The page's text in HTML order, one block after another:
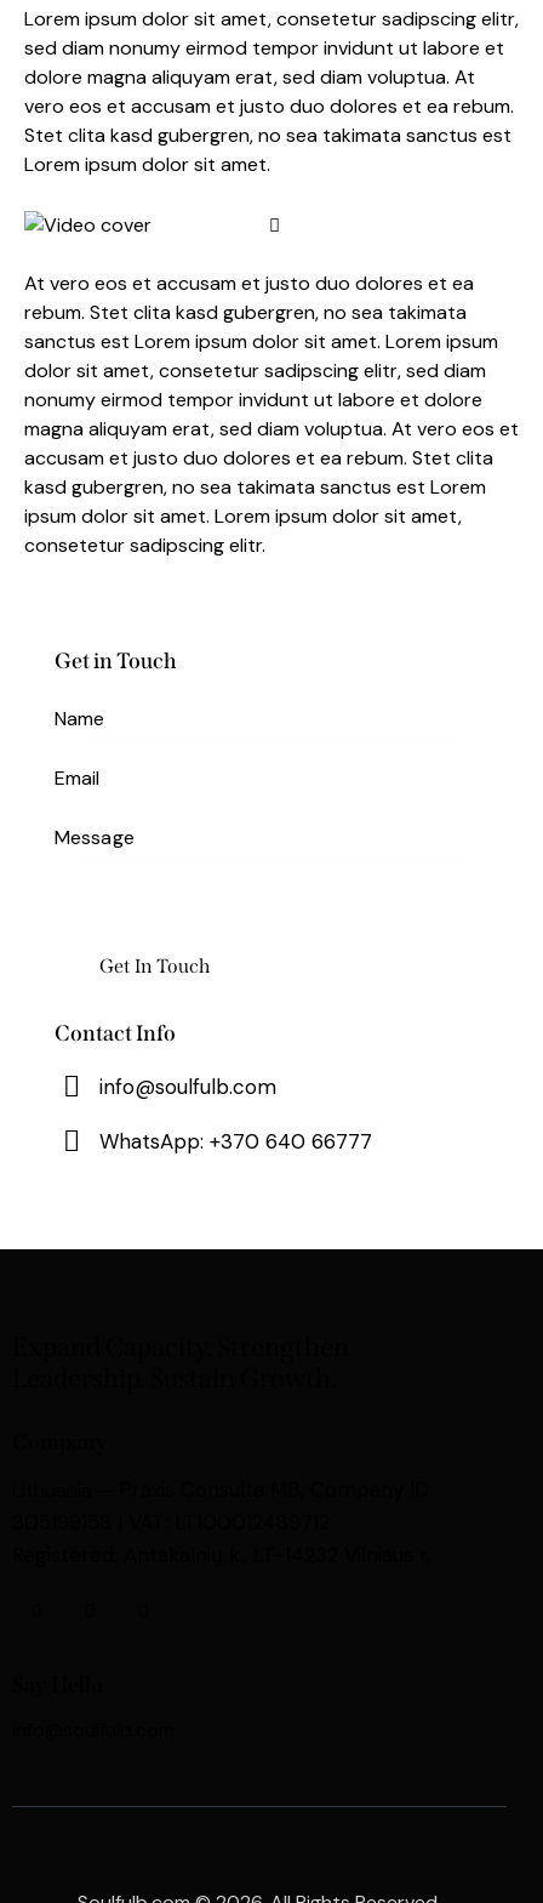
Lorem ipsum dolor sit amet, consetetur sadipscing elitr,
sed diam nonumy eirmod tempor invidunt ut labore et
dolore magna aliquyam erat, sed diam voluptua. At
vero eos et accusam et justo duo dolores et ea rebum.
Stet clita kasd gubergren, no sea takimata sanctus est
Lorem ipsum dolor sit amet.
At vero eos et accusam et justo duo dolores et ea
rebum. Stet clita kasd gubergren, no sea takimata
sanctus est Lorem ipsum dolor sit amet. Lorem ipsum
dolor sit amet, consetetur sadipscing elitr, sed diam
nonumy eirmod tempor invidunt ut labore et dolore
magna aliquyam erat, sed diam voluptua. At vero eos et
accusam et justo duo dolores et ea rebum. Stet clita
kasd gubergren, no sea takimata sanctus est Lorem
ipsum dolor sit amet. Lorem ipsum dolor sit amet,
consetetur sadipscing elitr.
Get in Touch
Contact Info
info@soulfulb.com
WhatsApp: +370 640 66777